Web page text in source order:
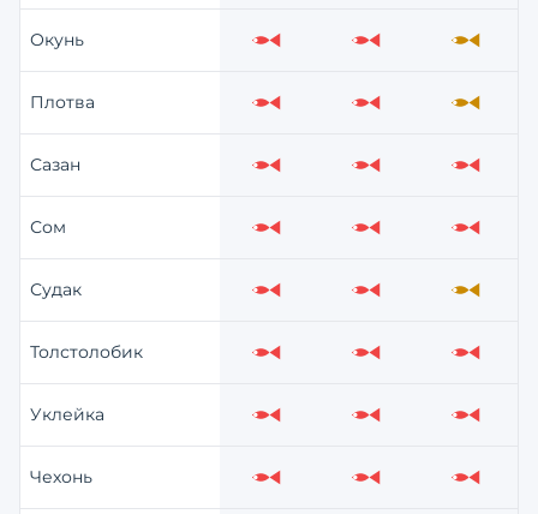
Окунь Слабо Слабо Средне
Плотва Слабо Слабо Средне
Сазан Слабо Слабо Слабо
Сом Слабо Слабо Слабо
Судак Слабо Слабо Средне
Толстолобик Слабо Слабо Слабо
Уклейка Слабо Слабо Слабо
Чехонь Слабо Слабо Слабо